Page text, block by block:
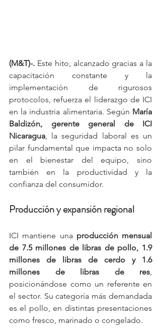
(M&T)-. Este hito, alcanzado gracias a la
capacitación constante y la
implementación de rigurosos
protocolos, refuerza el liderazgo de ICI
en la industria alimentaria. Según María
Baldizón, gerente general de ICI
Nicaragua, la seguridad laboral es un
pilar fundamental que impacta no solo
en el bienestar del equipo, sino
también en la productividad y la
confianza del consumidor.
Producción y expansión regional
ICI mantiene una producción mensual
de 7.5 millones de libras de pollo, 1.9
millones de libras de cerdo y 1.6
millones de libras de res,
posicionándose como un referente en
el sector. Su categoría más demandada
es el pollo, en distintas presentaciones
como fresco, marinado o congelado.